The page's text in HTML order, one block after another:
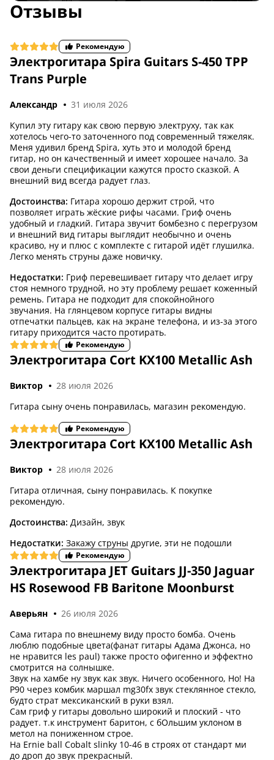
Хит продаж 4,4 (8)
4,4 (8)
Отзывы
Электрогитара Spira Guitars S-450 TPP
Trans Purple
Александр
31 июля 2026
Купил эту гитару как свою первую электруху, так как
хотелось чего-то заточенного под современный тяжеляк.
Меня удивил бренд Spira, хуть это и молодой бренд
гитар, но он качественный и имеет хорошее начало. За
свои деньги спецификации кажутся просто сказкой. А
внешний вид всегда радует глаз.
Достоинства: Гитара хорошо держит строй, что
позволяет играть жёские рифы часами. Гриф очень
удобный и гладкий. Гитара звучит бомбезно с перегрузом
и внешний вид гитары выглядит необычно и очень
красиво, ну и плюс с комплекте с гитарой идёт глушилка.
Легко менять струны даже новичку.
Недостатки: Гриф перевешивает гитару что делает игру
стоя немного трудной, но эту проблему решает коженный
ремень. Гитара не подходит для спокойнойного
звучания. На глянцевом корпусе гитары видны
отпечатки пальцев, как на экране телефона, и из-за этого
гитару приходится часто протирать.
Рекомендую
Электрогитара Cort KX100 Metallic Ash
Виктор
28 июля 2026
Гитара сыну очень понравилась, магазин рекомендую.
Рекомендую
Электрогитара Cort KX100 Metallic Ash
Виктор
28 июля 2026
Гитара отличная, сыну понравилась. К покупке
рекомендую.
Достоинства: Дизайн, звук
Недостатки: Закажу струны другие, эти не подошли
Рекомендую
Электрогитара JET Guitars JJ-350 Jaguar
HS Rosewood FB Baritone Moonburst
Аверьян
26 июля 2026
Сама гитара по внешнему виду просто бомба. Очень
люблю подобные цвета(фанат гитары Адама Джонса, но
не нравится les paul) также просто офигенно и эффектно
смотрится на солнышке.
Звук на хамбе ну звук как звук. Ничего особенного, Но! На
P90 через комбик маршал mg30fx звук стеклянное стекло,
будто страт мексиканский в руки взял.
Сам гриф у гитары довольно широкий и плоский - что
радует. т.к инструмент баритон, с бОльшим уклоном в
метол на пониженном строе.
На Ernie ball Cobalt slinky 10-46 в строях от стандарт ми
до дроп до звук прекрасный.
Рекомендую